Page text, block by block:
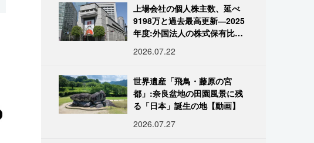
上場会社の個人株主数、延べ
9198万と過去最高更新―2025
年度:外国法人の株式保有比率
2026.07.22
世界遺産「飛鳥・藤原の宮
都」:奈良盆地の田園風景に残
る「日本」誕生の地【動画】
2026.07.27